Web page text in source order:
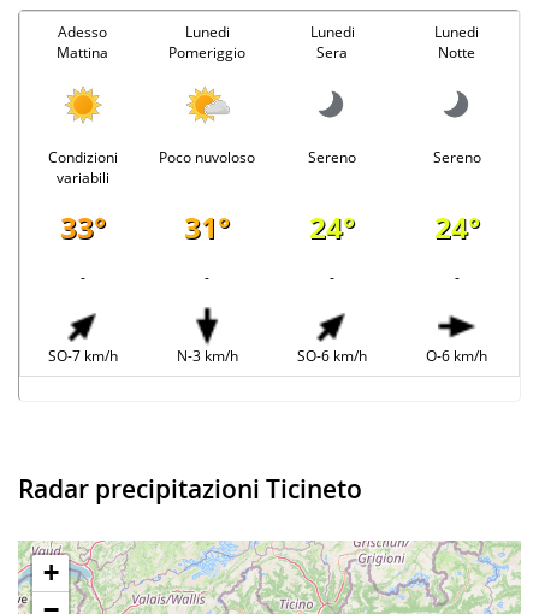
Adesso
Mattina
Lunedi
Pomeriggio
Lunedi
Sera
Lunedi
Notte
Condizioni
variabili
Poco nuvoloso Sereno Sereno
33° 31° 24° 24°
- - - -
SO-7 km/h N-3 km/h SO-6 km/h O-6 km/h
Radar precipitazioni Ticineto